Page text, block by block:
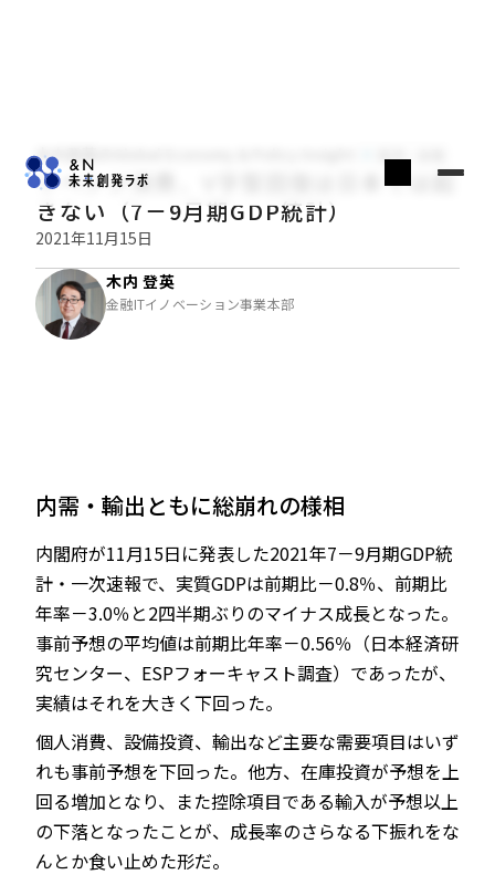
JP EN
木内登英のGlobal Economy & Policy Insight
リベンジ消費、V字型回復は日本では起
きない（7－9月期GDP統計）
2021年11月15日
木内 登英
金融ITイノベーション事業本部
内需・輸出ともに総崩れの様相
内閣府が11月15日に発表した2021年7－9月期GDP統
計・一次速報で、実質GDPは前期比－0.8％、前期比
年率－3.0％と2四半期ぶりのマイナス成長となった。
事前予想の平均値は前期比年率－0.56％（日本経済研
究センター、ESPフォーキャスト調査）であったが、
実績はそれを大きく下回った。
個人消費、設備投資、輸出など主要な需要項目はいず
れも事前予想を下回った。他方、在庫投資が予想を上
回る増加となり、また控除項目である輸入が予想以上
の下落となったことが、成長率のさらなる下振れをな
んとか食い止めた形だ。